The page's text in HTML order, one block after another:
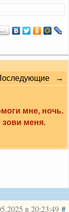
→
мне, ночь.
зови меня.
в 20:23:49 #